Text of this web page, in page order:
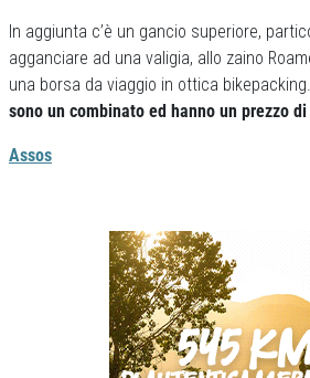
In aggiunta c’è un gancio superiore,
agganciare ad una valigia, allo zaino
una borsa da viaggio in ottica bikepacking.
sono un combinato ed hanno un prezzo
Assos
Previous